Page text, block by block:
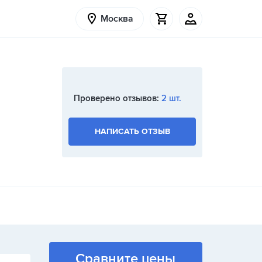
Москва
Проверено отзывов: 2 шт.
НАПИСАТЬ ОТЗЫВ